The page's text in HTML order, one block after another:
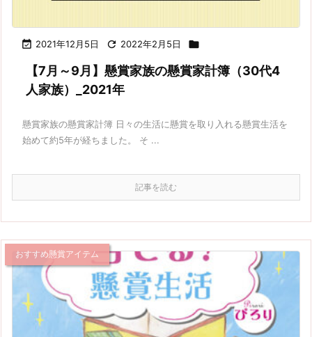
 2021年12月5日  2022年2月5日 
【7月～9月】懸賞家族の懸賞家計簿（30代4
人家族）_2021年
懸賞家族の懸賞家計簿 日々の生活に懸賞を取り入れる懸賞生活を
始めて約5年が経ちました。 そ ...
記事を読む
おすすめ懸賞アイテム